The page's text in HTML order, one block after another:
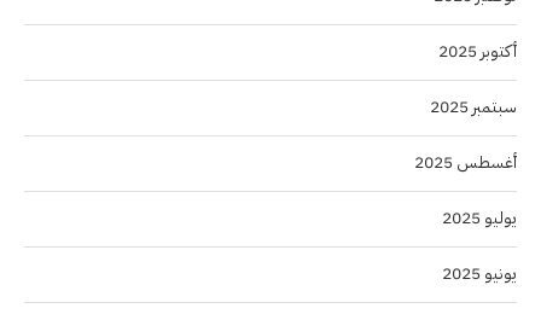
أكتوبر 2025
سبتمبر 2025
أغسطس 2025
يوليو 2025
يونيو 2025